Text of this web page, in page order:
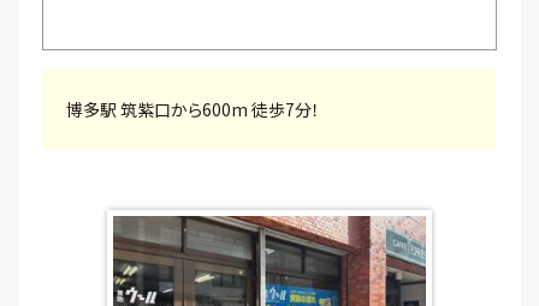
博多駅 筑紫口から600m 徒歩7分！